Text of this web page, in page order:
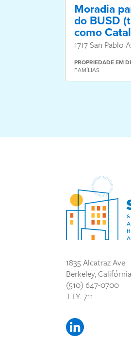
Moradia
do BUSD
como
1717 San Pablo
PROPRIEDADEEM
FAMÍLIAS
1835 Alcatraz Ave
Berkeley,
(510) 647-0700
TTY: 711